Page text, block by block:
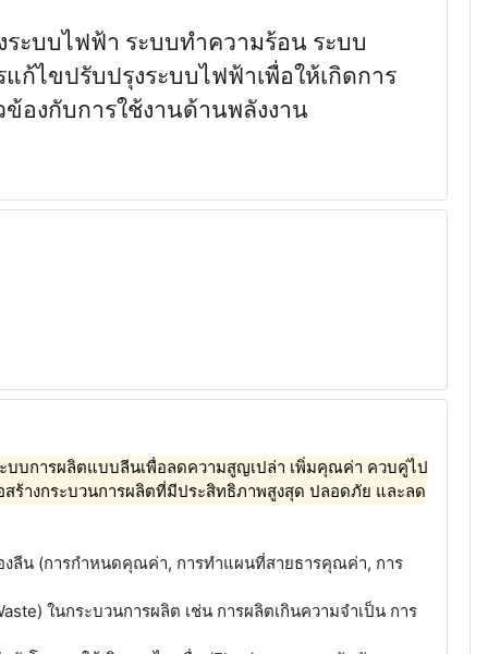
ะบบไฟฟ้า ระบบทำความร้อน ระบบ
ก้ไขปรับปรุงระบบไฟฟ้าเพื่อให้เกิดการ
องกับการใช้งานด้านพลังงาน
บบการผลิตแบบลีนเพื่อลดความสูญเปล่า เพิ่มคุณค่า ควบคู่ไป
ร้างกระบวนการผลิตที่มีประสิทธิภาพสูงสุด ปลอดภัย และลด
ลีน (การกำหนดคุณค่า, การทำแผนที่สายธารคุณค่า, การ
ในกระบวนการผลิต เช่น การผลิตเกินความจำเป็น การ